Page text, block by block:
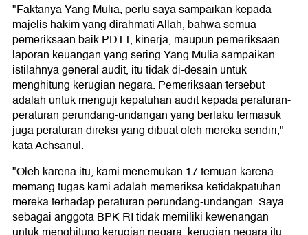
"Faktanya Yang Mulia, perlu saya sampaikan kepada
majelis hakim yang dirahmati Allah, bahwa semua
pemeriksaan baik PDTT, kinerja, maupun pemeriksaan
laporan keuangan yang sering Yang Mulia sampaikan
istilahnya general audit, itu tidak di-desain untuk
menghitung kerugian negara. Pemeriksaan tersebut
adalah untuk menguji kepatuhan audit kepada peraturan-
peraturan perundang-undangan yang berlaku termasuk
juga peraturan direksi yang dibuat oleh mereka sendiri,"
kata Achsanul.
"Oleh karena itu, kami menemukan 17 temuan karena
memang tugas kami adalah memeriksa ketidakpatuhan
mereka terhadap peraturan perundang-undangan. Saya
sebagai anggota BPK RI tidak memiliki kewenangan